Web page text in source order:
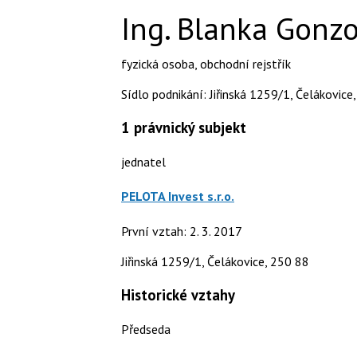
Ing. Blanka
fyzická osoba obchodní rejstřík
Sídlo podnikání: Jiřinská 1259/1,
1 právnický subjekt
jednatel
PELOTA Invest s.r.o.
První vztah: 2. 3. 2017
Jiřinská 1259/1, Čelákovice, 250 88
Historické vztahy
Předseda